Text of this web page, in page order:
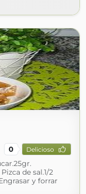
0 Delicioso
de sal.1/2
y forrar